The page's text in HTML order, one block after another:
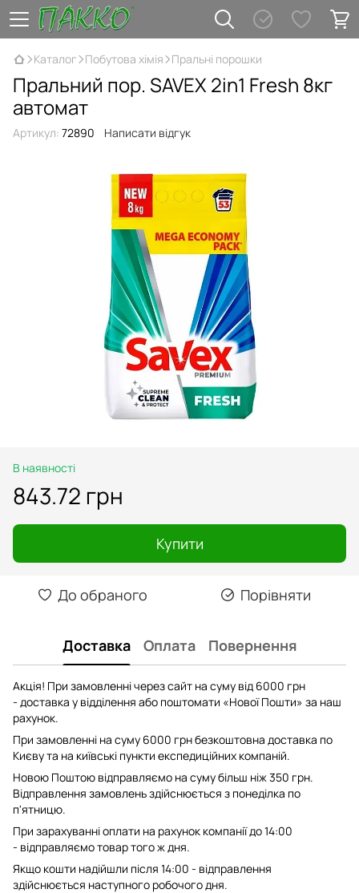
Каталог Побутова хімія Пральні порошки
Пральний пор. SAVEX 2in1 Fresh 8кг
автомат
Артикул: 72890 Написати відгук
В наявності
843.72 грн
Купити
До обраного Порівняти
Доставка Оплата Повернення
Акція! При замовленні через сайт на суму від 6000 грн
- доставка у відділення або поштомати «Нової Пошти» за наш
рахунок.
При замовленні на суму 6000 грн безкоштовна доставка по
Києву та на київські пункти експедиційних компаній.
Новою Поштою відправляємо на суму більш ніж 350 грн.
Відправлення замовлень здійснюється з понеділка по
п'ятницю.
При зарахуванні оплати на рахунок компанії до 14:00
- відправляємо товар того ж дня.
Якщо кошти надійшли після 14:00 - відправлення
здійснюється наступного робочого дня.